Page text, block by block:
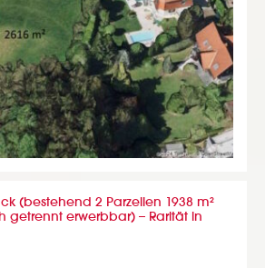
(bestehend 2 Parzellen 1938 m²
getrennt erwerbbar) – Rarität in